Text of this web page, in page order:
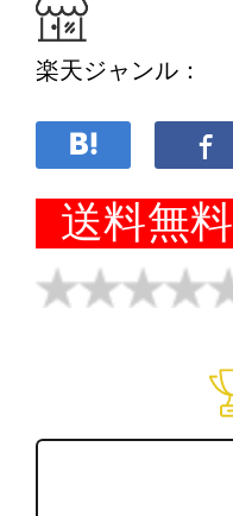
楽天ジャンル：
送料無料